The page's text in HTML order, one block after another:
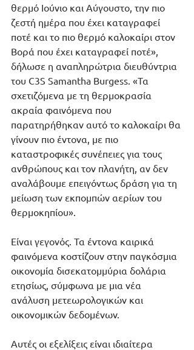
θερμό Ιούνιο και Αύγουστο, την πιο
ζεστή ημέρα που έχει καταγραφεί
ποτέ και το πιο θερμό καλοκαίρι στον
Βορά που έχει καταγραφεί ποτέ»,
δήλωσε η αναπληρώτρια διευθύντρια
του C3S Samantha Burgess. «Τα
σχετιζόμενα με τη θερμοκρασία
ακραία φαινόμενα που
παρατηρήθηκαν αυτό το καλοκαίρι θα
γίνουν πιο έντονα, με πιο
καταστροφικές συνέπειες για τους
ανθρώπους και τον πλανήτη, αν δεν
αναλάβουμε επειγόντως δράση για τη
μείωση των εκπομπών αερίων του
θερμοκηπίου».
Είναι γεγονός. Τα έντονα καιρικά
φαινόμενα κοστίζουν στην παγκόσμια
οικονομία δισεκατομμύρια δολάρια
ετησίως, σύμφωνα με μια νέα
ανάλυση μετεωρολογικών και
οικονομικών δεδομένων.
Αυτές οι εξελίξεις είναι ιδιαίτερα